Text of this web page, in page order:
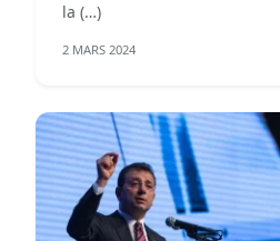
la (…)
2 MARS 2024